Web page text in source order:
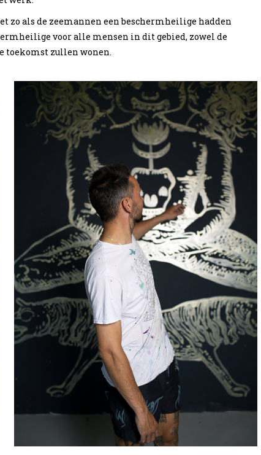
zo als de zeemannen een beschermheilige hadden
voor alle mensen in dit gebied, zowel de
toekomst zullen wonen.